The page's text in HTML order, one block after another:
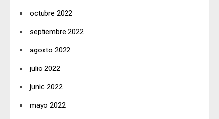
octubre 2022
septiembre 2022
agosto 2022
julio 2022
junio 2022
mayo 2022